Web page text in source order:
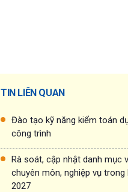
TIN LIÊN QUAN
Đào tạo kỹ năng kiểm toán
công trình
Rà soát, cập nhật danh mục
chuyên môn, nghiệp vụ
2027